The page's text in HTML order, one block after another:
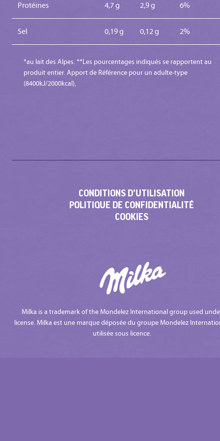
Protéines 4,7 g 2,9 g 6%
Sel 0,19 g 0,12 g 2%
*au lait des Alpes. **Les pourcentages indiqués se rapportent au
produit entier. Apport de Référence pour un adulte-type
(8400kJ/2000kcal),
CONDITIONS D'UTILISATION
POLITIQUE DE CONFIDENTIALITÉ
COOKIES
Milka is a trademark of the Mondelez International group used
license. Milka est une marque déposée du groupe Mondelez
utilisée sous licence.